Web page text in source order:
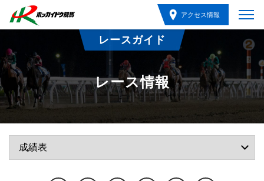
アクセス情報
レースガイド
レース情報